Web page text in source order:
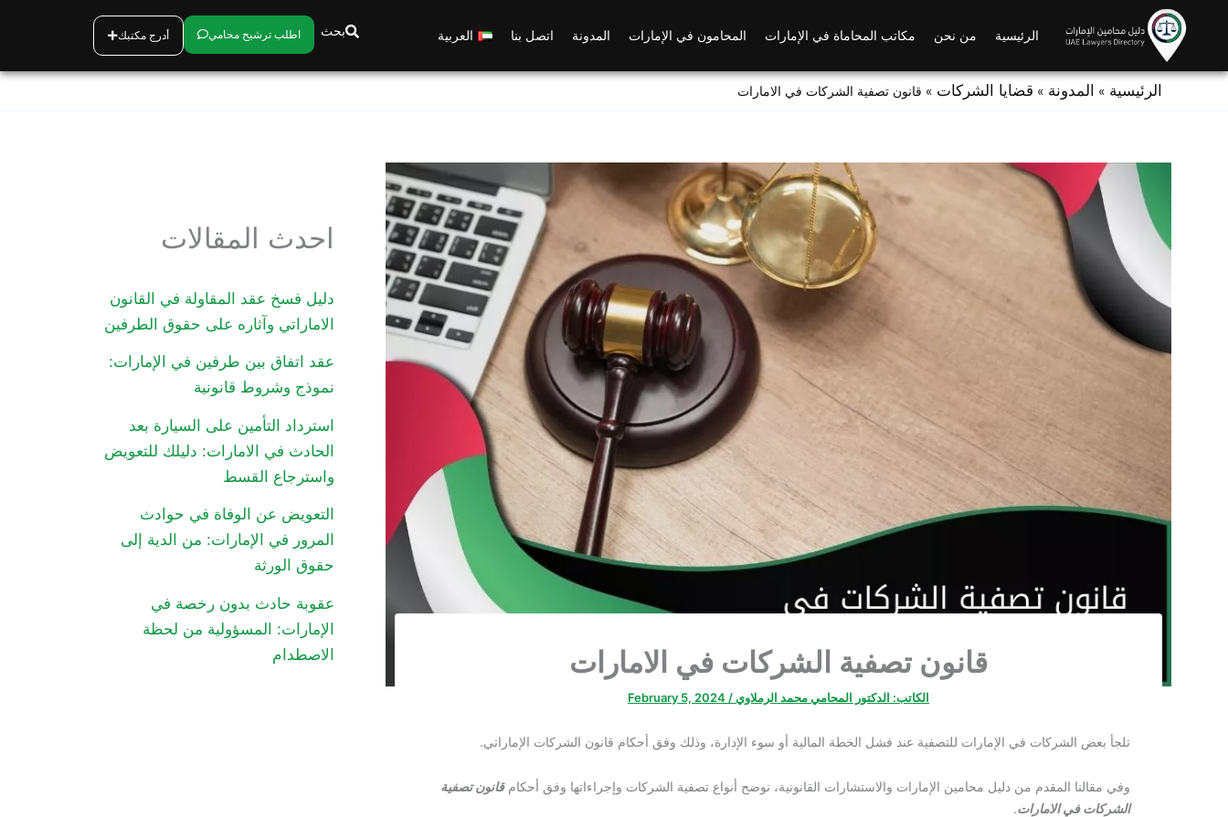
content
الرئيسية من نحن مكاتب المحاماة في الإمارات المحامون في الإمارات المدونة اتصل بنا العربية بحث اطلب ترشيح محامي أدرج مكتبك
الرئيسية » المدونة » قضايا الشركات » قانون تصفية الشركات في الامارات
قانون تصفية الشركات في الامارات
الكاتب: الدكتور المحامي محمد الرملاوي/
February 5, 2024
تلجأ بعض الشركات في الإمارات للتصفية عند فشل الخطة المالية أو سوء الإدارة، وذلك وفق أحكام قانون الشركات الإماراتي.
وفي مقالنا المقدم من دليل محامين الإمارات والاستشارات القانونية، نوضح أنواع تصفية الشركات وإجراءاتها وفق أحكامقانون تصفية
الشركات في الامارات.
احدث المقالات
دليل فسخ عقد المقاولة في القانون
الاماراتي وآثاره على حقوق الطرفين
عقد اتفاق بين طرفين في الإمارات:
نموذج وشروط قانونية
استرداد التأمين على السيارة بعد
الحادث في الامارات: دليلك للتعويض
واسترجاع القسط
التعويض عن الوفاة في حوادث
المرور في الإمارات: من الدية إلى
حقوق الورثة
عقوبة حادث بدون رخصة في
الإمارات: المسؤولية من لحظة
الاصطدام